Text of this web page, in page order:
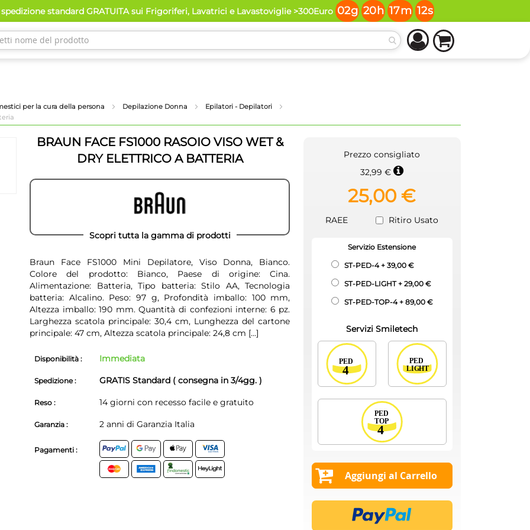
standard GRATUITA sui Frigoriferi, Lavatrici e Lavastoviglie >300Euro 02g 20h 17m 11s
per la cura della persona Depilazione Donna
Epilatori - Depilatori
BRAUN FACE FS1000 RASOIO VISO WET &
DRY ELETTRICO A BATTERIA
Scopri tutta la gamma di prodotti
Braun Face FS1000 Mini Depilatore, Viso Donna, Bianco.
Colore del prodotto: Bianco, Paese di origine: Cina.
Alimentazione: Batteria, Tipo batteria: Stilo AA, Tecnologia
batteria: Alcalino. Peso: 97 g, Profondità imballo: 100 mm,
Altezza imballo: 190 mm. Quantità di confezioni interne: 6 pz.
Larghezza scatola principale: 30,4 cm, Lunghezza del cartone
principale: 47 cm, Altezza scatola principale: 24,8 cm [...]
Disponibilità : Immediata
Spedizione : GRATIS Standard ( consegna in 3/4gg. )
Reso : 14 giorni con recesso facile e gratuito
Garanzia : 2 anni di Garanzia Italia
Pagamenti :
Prezzo consigliato
32,99 €
25,00 €
RAEE Ritiro Usato
Servizio Estensione
ST-PED-4+ 39,00 €
ST-PED-LIGHT+ 29,00 €
ST-PED-TOP-4+ 89,00 €
Servizi Smiletech
Aggiungi al Carrello